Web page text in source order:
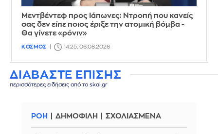
Μεντβέντεφ προς Ιάπωνες: Ντροπή που κανείς
σας δεν είπε ποιος έριξε την ατομική βόμβα -
Θα γίνετε «ρόνιν»
ΚΟΣΜΟΣ 14:25, 06.08.2026
ΔΙΑΒΑΣΤΕ ΕΠΙΣΗΣ
περισσότερες ειδήσεις από το skai.gr
ΡΟΗ ΔΗΜΟΦΙΛΗ ΣΧΟΛΙΑΣΜΕΝΑ